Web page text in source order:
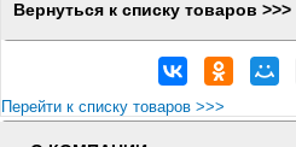
Вернуться к списку товаров >>>
Перейти к списку товаров >>>